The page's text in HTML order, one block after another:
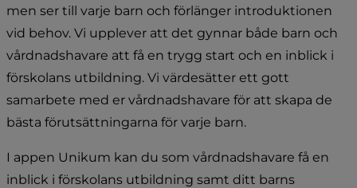
men ser till varje barn och förlänger introduktionen
vid behov. Vi upplever att det gynnar både barn och
vårdnadshavare att få en trygg start och en inblick i
förskolans utbildning. Vi värdesätter ett gott
samarbete med er vårdnadshavare för att skapa de
bästa förutsättningarna för varje barn.
I appen Unikum kan du som vårdnadshavare få en
inblick i förskolans utbildning samt ditt barns